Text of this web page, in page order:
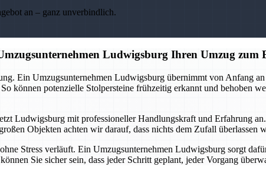
an – ganz unverbindlich.
Ludwigsburg Ihren Umzug zum
Ein Umzugsunternehmen Ludwigsburg übernimmt von Anfang
können potenzielle Stolpersteine frühzeitig erkannt und behoben
Ludwigsburg mit professioneller Handlungskraft und Erfahrung
Objekten achten wir darauf, dass nichts dem Zufall überlassen
Stress verläuft. Ein Umzugsunternehmen Ludwigsburg sorgt
Sie sicher sein, dass jeder Schritt geplant, jeder Vorgang